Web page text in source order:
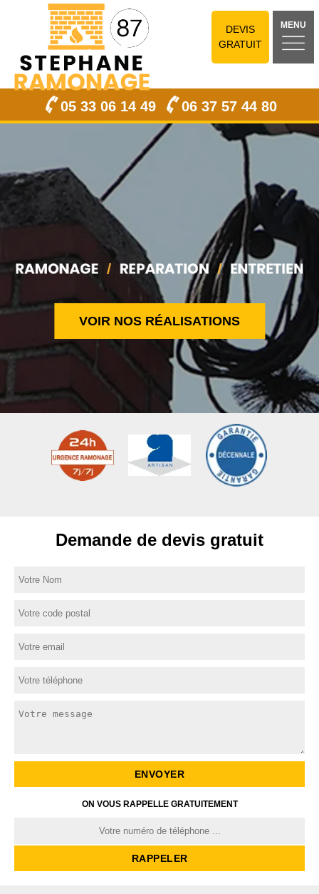
DEVIS
GRATUIT
MENU
05 33 06 14 49 06 37 57 44 80
VOIR NOS RÉALISATIONS
Demande de devis gratuit
ON VOUS RAPPELLE GRATUITEMENT